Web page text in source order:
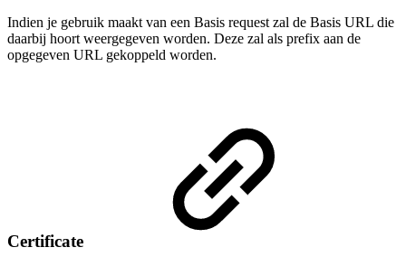
Indien je gebruik maakt van een Basis request zal de Basis URL die
daarbij hoort weergegeven worden. Deze zal als prefix aan de
opgegeven URL gekoppeld worden.
Certificate